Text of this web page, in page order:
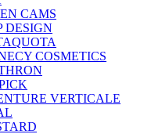
CAMS
DESIGN
COSMETICS
VERTICALE